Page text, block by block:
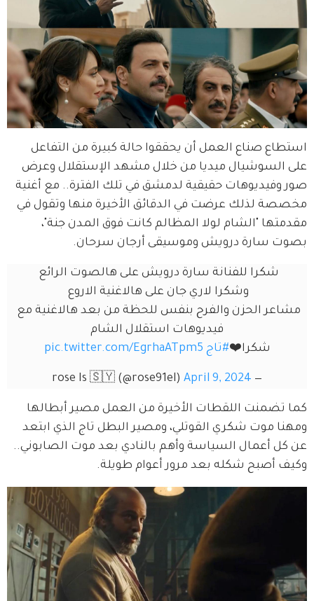
استطاع صناع العمل أن يحققوا حالة كبيرة من التفاعل
على السوشيال ميديا من خلال مشهد الإستقلال وعرض
صور وفيديوهات حقيقية لدمشق في تلك الفترة.. مع أغنية
مخصصة لذلك عرضت في الدقائق الأخيرة منها وتقول في
مقدمتها "الشام لولا المظالم كانت فوق المدن جنة"،
بصوت سارة درويش وموسيقى أرجان سرحان.
شكرا للفنانة سارة درويش على هالصوت الرائع
وشكرا لاري جان على هالاغنية الاروع
مشاعر الحزن والفرح بنفس للحظة من بعد هالاغنية مع
فيديوهات استقلال الشام
شكرا❤️#تاج pic.twitter.com/EgrhaATpm5
— rose Is 🇸🇾 (@rose91el)
April 9, 2024
كما تضمنت اللقطات الأخيرة من العمل مصير أبطالها
ومهنا موت شكري القوتلي، ومصير البطل تاج الذي ابتعد
عن كل أعمال السياسة وأهم بالنادي بعد موت الصابوني..
وكيف أصبح شكله بعد مرور أعوام طويلة.